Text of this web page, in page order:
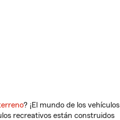
? ¡El mundo de los vehículos
recreativos están construidos